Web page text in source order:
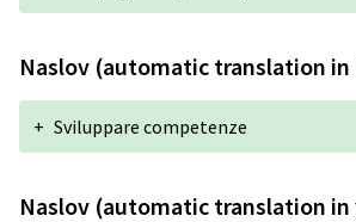
Naslov (automatic translation
+ Sviluppare competenze
Naslov (automatic translation in